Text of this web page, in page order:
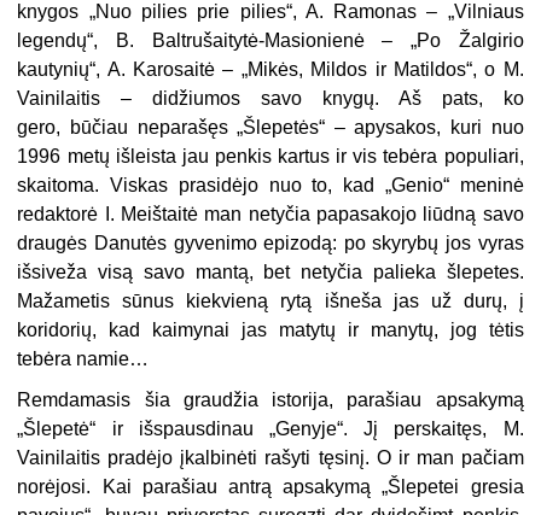
knygos „Nuo pilies prie pilies“, A. Ramonas – „Vilniaus
legendų“, B. Baltrušaitytė-Masionienė – „Po Žalgirio
kautynių“, A. Karosaitė – „Mikės, Mildos ir Matildos“, o M.
Vainilaitis – didžiumos savo knygų. Aš pats, ko
gero, būčiau neparašęs „Šlepetės“ – apysakos, kuri nuo
1996 metų išleista jau penkis kartus ir vis tebėra populiari,
skaitoma. Viskas prasidėjo nuo to, kad „Genio“ meninė
redaktorė I. Meištaitė man netyčia papasakojo liūdną savo
draugės Danutės gyvenimo epizodą: po skyrybų jos vyras
išsiveža visą savo mantą, bet netyčia palieka šlepetes.
Mažametis sūnus kiekvieną rytą išneša jas už durų, į
koridorių, kad kaimynai jas matytų ir manytų, jog tėtis
tebėra namie…
Remdamasis šia graudžia istorija, parašiau apsakymą
„Šlepetė“ ir išspausdinau „Genyje“. Jį perskaitęs, M.
Vainilaitis pradėjo įkalbinėti rašyti tęsinį. O ir man pačiam
norėjosi. Kai parašiau antrą apsakymą „Šlepetei gresia